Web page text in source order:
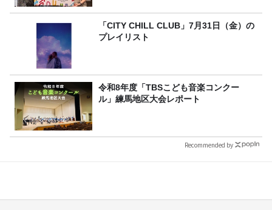
「CITY CHILL CLUB」7月31日（金）の
プレイリスト
令和8年度「TBSこども音楽コンクー
ル」練馬地区大会レポート
Recommended by